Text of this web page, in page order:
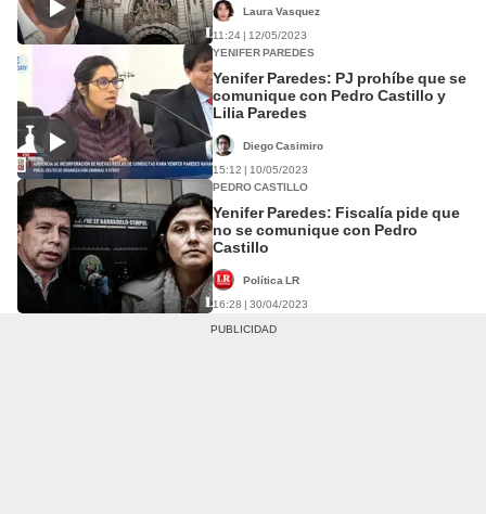
Laura Vasquez
11:24 | 12/05/2023
YENIFER PAREDES
Yenifer Paredes: PJ prohíbe que se
comunique con Pedro Castillo y
Lilia Paredes
Diego Casimiro
15:12 | 10/05/2023
PEDRO CASTILLO
Yenifer Paredes: Fiscalía pide que
no se comunique con Pedro
Castillo
Política LR
16:28 | 30/04/2023